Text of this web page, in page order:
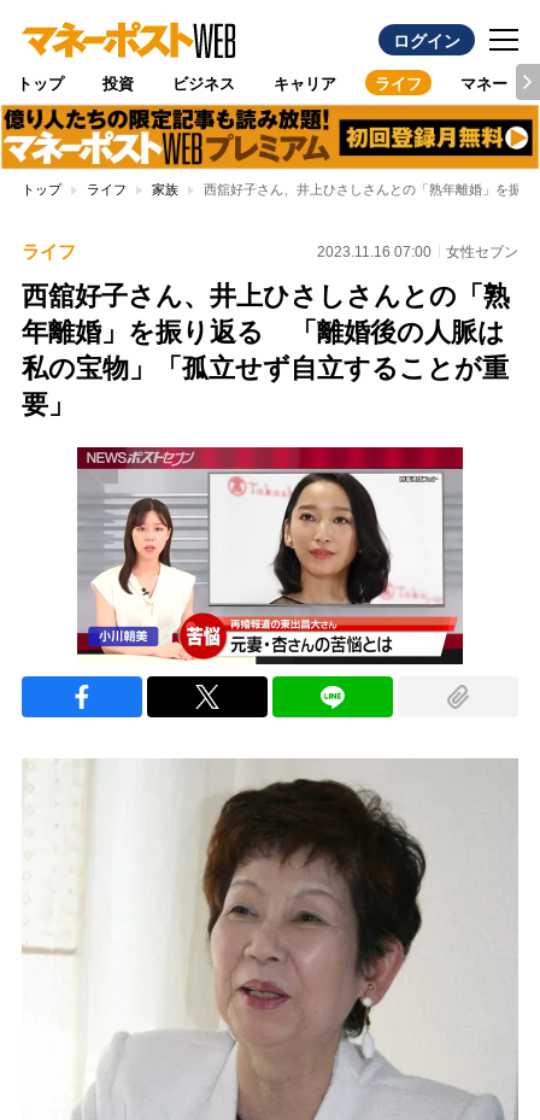
ログイン
トップ 投資 ビジネス キャリア ライフ マネー
トップ ライフ 家族 西舘好子さん、井上ひさしさんとの「熟年離婚」を振
ライフ 2023.11.16 07:00 女性セブン
西舘好子さん、井上ひさしさんとの「熟
年離婚」を振り返る 「離婚後の人脈は
私の宝物」「孤立せず自立することが重
要」